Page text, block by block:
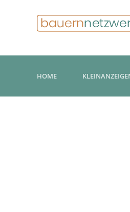
HOME